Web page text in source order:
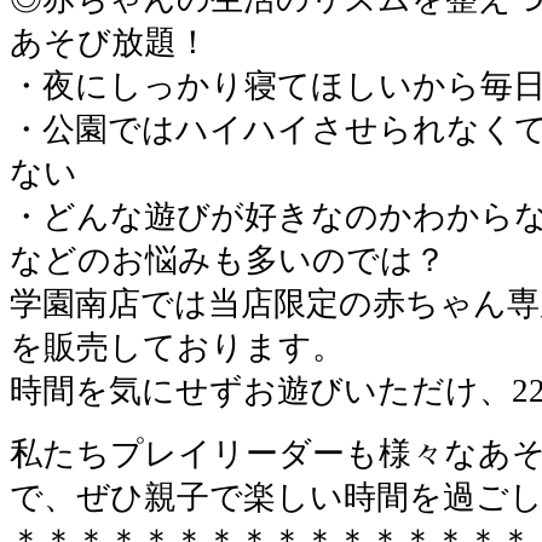
あそび放題！
・夜にしっかり寝てほしいから毎
・公園ではハイハイさせられなく
ない
・どんな遊びが好きなのかわから
などのお悩みも多いのでは？
学園南店では当店限定の赤ちゃん
を販売しております。
時間を気にせずお遊びいただけ、
私たちプレイリーダーも様々なあ
で、ぜひ親子で楽しい時間を過ご